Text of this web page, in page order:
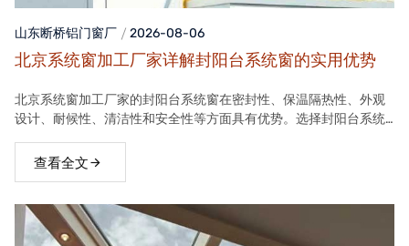
山东断桥铝门窗厂 2026-08-06
北京系统窗加工厂家详解封阳台系统窗的实用优势
北京系统窗加工厂家的封阳台系统窗在密封性、保温隔热性、外观
设计、耐候性、清洁性和安全性等方面具有优势。选择封阳台系统
体验。
查看全文